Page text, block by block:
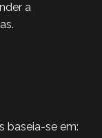
a
baseia-se em: